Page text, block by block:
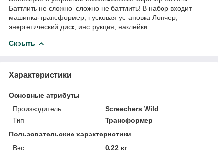
Баттлить не сложно, сложно не баттлить! В набор входит
машинка-трансформер, пусковая установка Лончер,
энергетический диск, инструкция, наклейки.
Скрыть
Характеристики
Основные атрибуты
Производитель
Screechers Wild
Тип
Трансформер
Пользовательские характеристики
Вес
0.22 кг